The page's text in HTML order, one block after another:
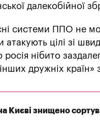
далекобійної
системи ППО не
атакують цілі зі
росія нібито
дружніх
Києві знищено